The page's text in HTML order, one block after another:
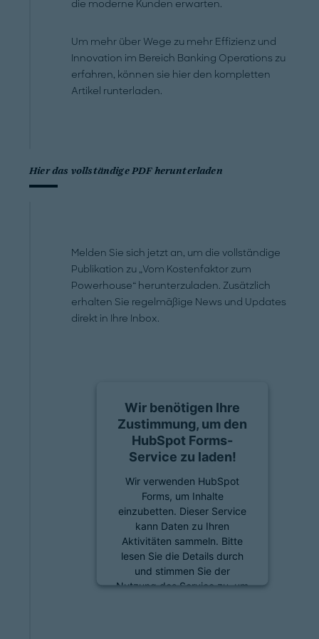
die moderne Kunden erwarten.
Um mehr über Wege zu mehr Effizienz und
Innovation im Bereich Banking Operations zu
erfahren, können sie hier den kompletten
Artikel runterladen.
Hier das vollständige PDF herunterladen
Melden Sie sich jetzt an, um die vollständige
Publikation zu „Vom Kostenfaktor zum
Powerhouse“ herunterzuladen. Zusätzlich
erhalten Sie regelmäßige News und Updates
direkt in Ihre Inbox.
Wir benötigen Ihre
Zustimmung, um den
HubSpot Forms-
Service zu laden!
Wir verwenden HubSpot
Forms, um Inhalte
einzubetten. Dieser Service
kann Daten zu Ihren
Aktivitäten sammeln. Bitte
lesen Sie die Details durch
und stimmen Sie der
Nutzung des Service zu, um